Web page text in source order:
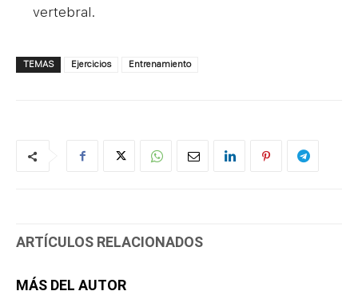
vertebral.
TEMAS Ejercicios Entrenamiento
ARTÍCULOS RELACIONADOS
MÁS DEL AUTOR